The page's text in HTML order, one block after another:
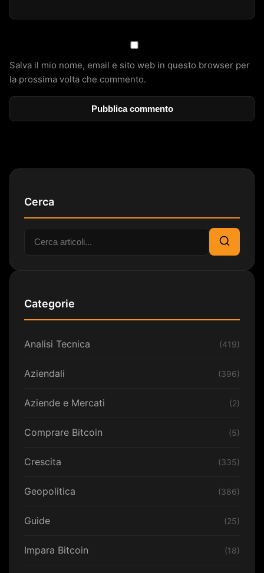
Salva il mio nome, email e sito web in questo browser per
la prossima volta che commento.
Cerca
Cerca:
Cerca
Categorie
Analisi Tecnica (419)
Aziendali (396)
Aziende e Mercati (2)
Comprare Bitcoin (5)
Crescita (335)
Geopolitica (386)
Guide (25)
Impara Bitcoin (18)